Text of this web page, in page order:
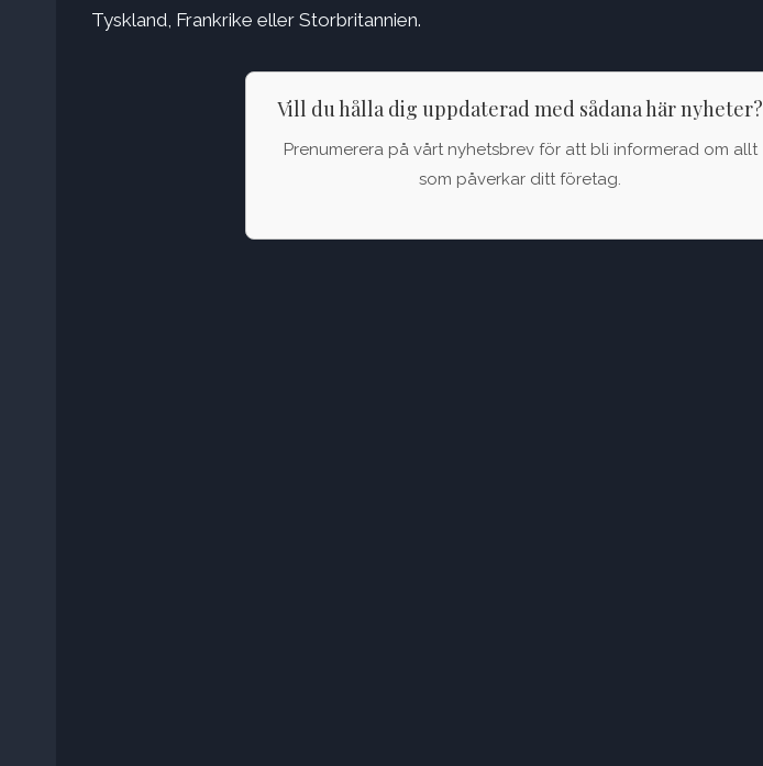
Tyskland, Frankrike eller Storbritannien.
Vill du hålla dig uppdaterad med sådana här nyheter?
Prenumerera på vårt nyhetsbrev för att bli informerad om allt
som påverkar ditt företag.